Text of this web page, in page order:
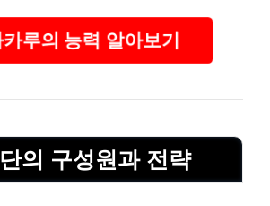
루의 능력 알아보기
의 구성원과 전략